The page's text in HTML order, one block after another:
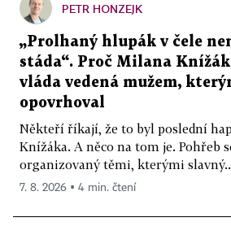
PETR HONZEJK
„Prolhaný hlupák v čele
stáda“. Proč Milana
vláda vedená mužem,
opovrhoval
Někteří říkají, že to byl poslední
Knížáka. A něco na tom je. Pohřeb
organizovaný těmi, kterými
7. 8. 2026 ▪ 4 min. čtení